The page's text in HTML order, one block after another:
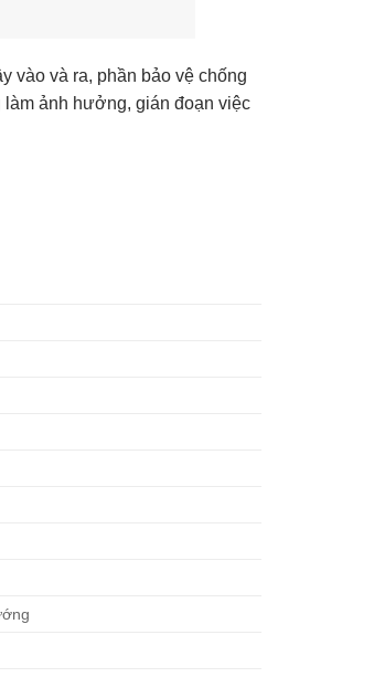
vào và ra, phần bảo vệ chống
làm ảnh hưởng, gián đoạn việc